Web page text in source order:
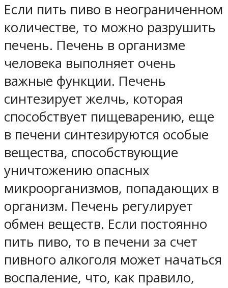
Если пить пиво в неограниченном
количестве, то можно разрушить
печень. Печень в организме
человека выполняет очень
важные функции. Печень
синтезирует желчь, которая
способствует пищеварению, еще
в печени синтезируются особые
вещества, способствующие
уничтожению опасных
микроорганизмов, попадающих в
организм. Печень регулирует
обмен веществ. Если постоянно
пить пиво, то в печени за счет
пивного алкоголя может начаться
воспаление, что, как правило,